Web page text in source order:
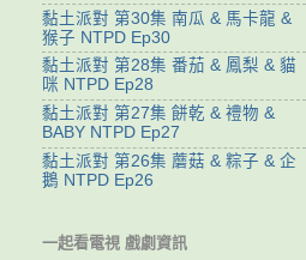
黏土派對 第30集 南瓜 & 馬卡龍 &
猴子 NTPD Ep30
黏土派對 第28集 番茄 & 鳳梨 & 貓
咪 NTPD Ep28
黏土派對 第27集 餅乾 & 禮物 &
BABY NTPD Ep27
黏土派對 第26集 蘑菇 & 粽子 & 企
鵝 NTPD Ep26
一起看電視 戲劇資訊